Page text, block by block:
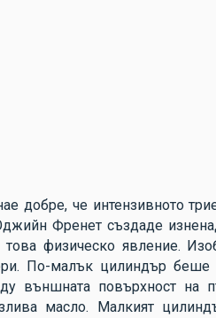
добре, че интензивното
Френет създаде
това физическо явление.
По-малък цилиндър
външната повърхност на
масло. Малкият